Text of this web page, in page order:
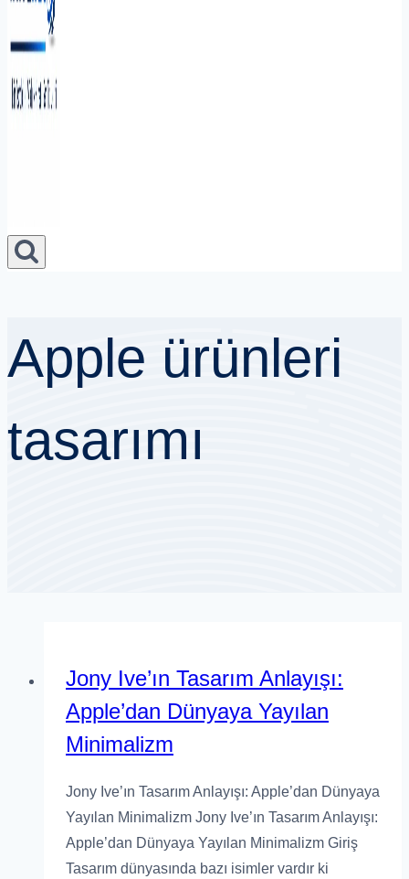
Apple ürünleri
tasarımı
Jony Ive’ın Tasarım Anlayışı:
Apple’dan Dünyaya Yayılan
Minimalizm
Jony Ive’ın Tasarım Anlayışı: Apple’dan Dünyaya
Yayılan Minimalizm Jony Ive’ın Tasarım Anlayışı:
Apple’dan Dünyaya Yayılan Minimalizm Giriş
Tasarım dünyasında bazı isimler vardır ki